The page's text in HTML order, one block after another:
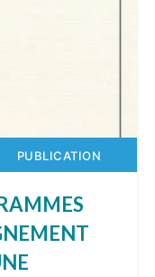
PUBLICATION